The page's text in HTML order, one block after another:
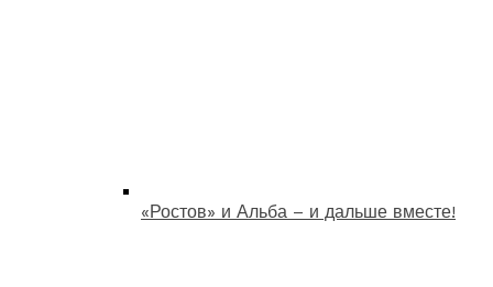
«Ростов» и Альба – и дальше вместе!